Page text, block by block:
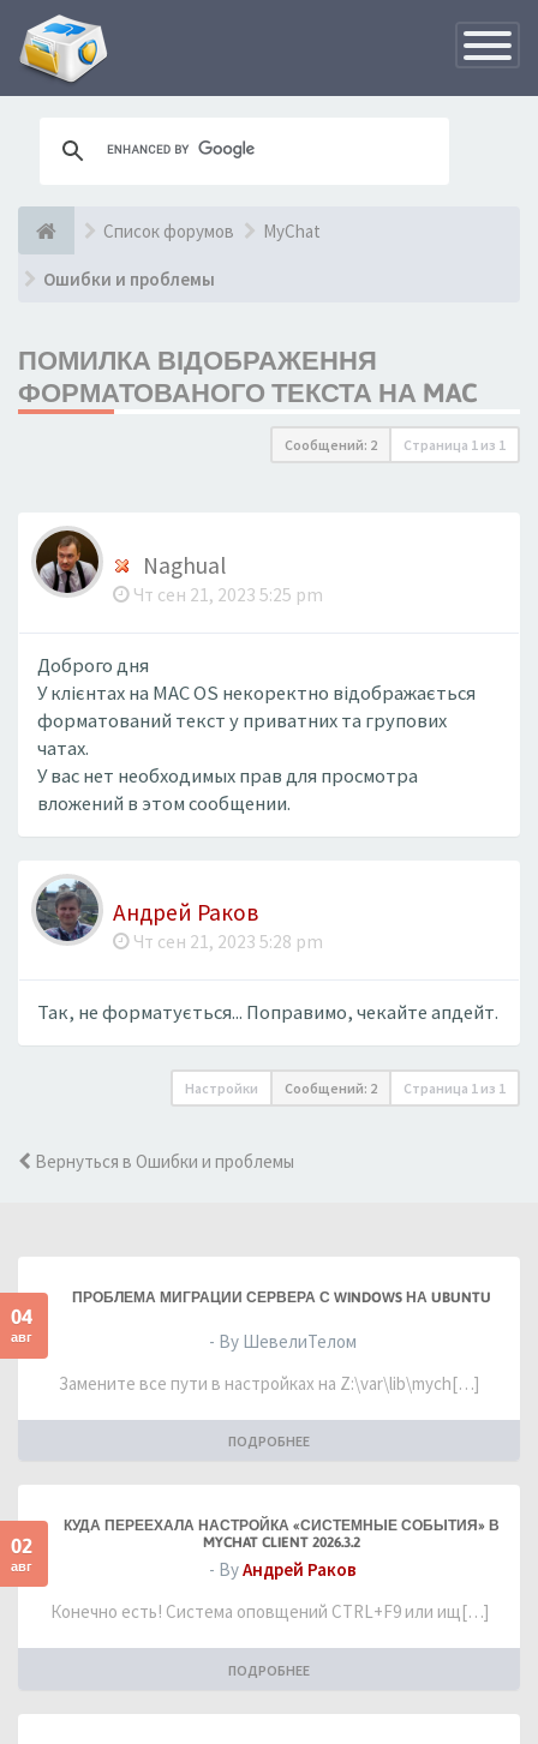
Список форумов MyChat
Ошибки и проблемы
ПОМИЛКА ВІДОБРАЖЕННЯ
ФОРМАТОВАНОГО ТЕКСТА НА MAC
Сообщений: 2 Страница 1 из 1
Naghual
Чт сен 21, 2023 5:25 pm
Доброго дня
У клієнтах на MAC OS некоректно відображається
форматований текст у приватних та групових
чатах.
У вас нет необходимых прав для просмотра
вложений в этом сообщении.
Андрей Раков
Чт сен 21, 2023 5:28 pm
Так, не форматується... Поправимо, чекайте апдейт.
Настройки Сообщений: 2 Страница 1 из 1
Вернуться в Ошибки и проблемы
04
авг
ПРОБЛЕМА МИГРАЦИИ СЕРВЕРА С WINDOWS НА UBUNTU
- By ШевелиТелом
Замените все пути в настройках на Z:\var\lib\mych[…]
ПОДРОБНЕЕ
02
авг
КУДА ПЕРЕЕХАЛА НАСТРОЙКА «СИСТЕМНЫЕ СОБЫТИЯ» В
MYCHAT CLIENT 2026.3.2
- ByАндрей Раков
Конечно есть! Система оповщений CTRL+F9 или ищ[…]
ПОДРОБНЕЕ